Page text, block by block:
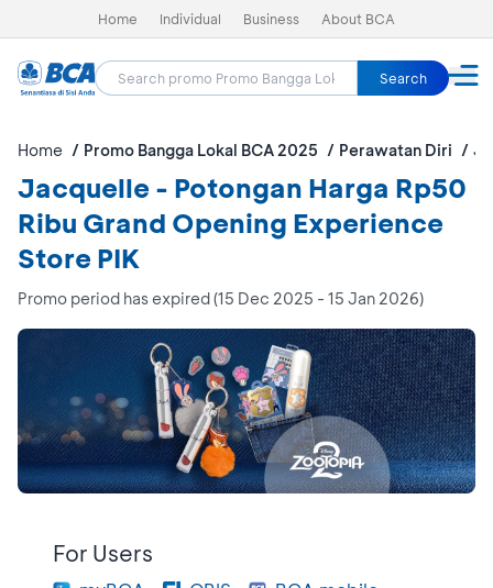
Home Individual Business About BCA
Search
Home Promo Bangga Lokal BCA 2025 Perawatan Diri
Jacquelle - Potongan Harga Rp50
Ribu Grand Opening Experience
Store PIK
Promo period has expired (15 Dec 2025 - 15 Jan 2026)
For Users